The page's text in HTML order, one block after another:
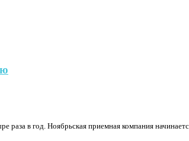
в год. Ноябрьская приемная компания